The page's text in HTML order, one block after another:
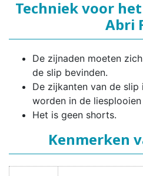
Techniek voor
Abri
De zijnaden moeten
de slip bevinden.
De zijkanten van de
worden in de
Het is geen shorts.
Kenmerken